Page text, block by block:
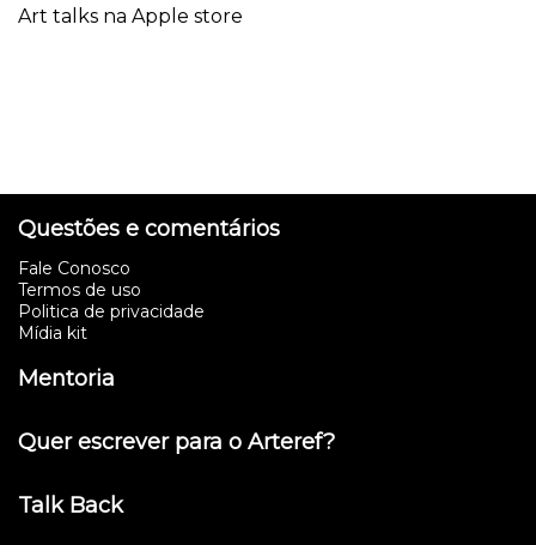
Art talks na Apple store
Questões e comentários
Fale Conosco
Termos de uso
Politica de privacidade
Mídia kit
Mentoria
Quer escrever para o Arteref?
Talk Back